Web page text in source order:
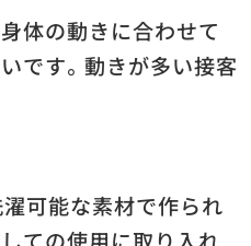
体の動きに合わせて
です。動きが多い接客
可能な素材で作られ